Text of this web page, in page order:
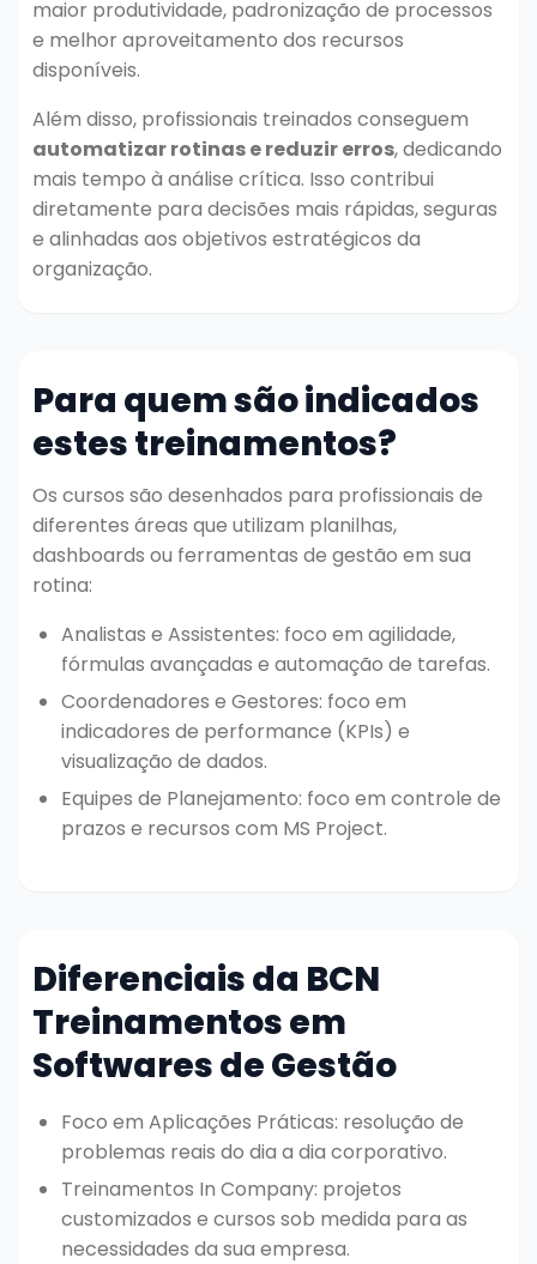
maior produtividade, padronização de processos
e melhor aproveitamento dos recursos
disponíveis.
Além disso, profissionais treinados conseguem
automatizar rotinas e reduzir erros, dedicando
mais tempo à análise crítica. Isso contribui
diretamente para decisões mais rápidas, seguras
e alinhadas aos objetivos estratégicos da
organização.
Para quem são indicados
estes treinamentos?
Os cursos são desenhados para profissionais de
diferentes áreas que utilizam planilhas,
dashboards ou ferramentas de gestão em sua
rotina:
Analistas e Assistentes: foco em agilidade,
fórmulas avançadas e automação de tarefas.
Coordenadores e Gestores: foco em
indicadores de performance (KPIs) e
visualização de dados.
Equipes de Planejamento: foco em controle de
prazos e recursos com MS Project.
Diferenciais da BCN
Treinamentos em
Softwares de Gestão
Foco em Aplicações Práticas: resolução de
problemas reais do dia a dia corporativo.
Treinamentos In Company: projetos
customizados e cursos sob medida para as
necessidades da sua empresa.